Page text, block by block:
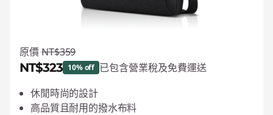
原價 NT$359
NT$323 10% off 已包含營業稅及免費運送
即時折扣： :-NT$36
休閒時尚的設計
高品質且耐用的撥水布料